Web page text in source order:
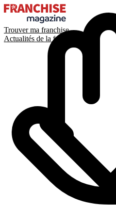
Trouver ma franchise
Actualités de la franchise